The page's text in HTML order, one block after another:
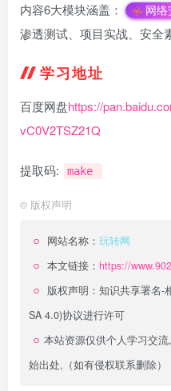
内容6大模块涵盖：
网络
渗透测试、项目实战、安全
学习地址
百度网盘https://
vC0V2TSZ21Q
提取码: make
© 版权声明
网站名称： 玩转网
本文链接： https://
版权声明： 知识共享署名-
SA 4.0)协议进行许可
本站资源仅供个人学习交
始出处,（如有侵权联系删除）